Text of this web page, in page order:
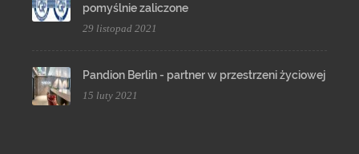
pomyślnie zaliczone
29 listopad 2021
Pandion Berlin - partner w przestrzeni życiowej
15 luty 2021